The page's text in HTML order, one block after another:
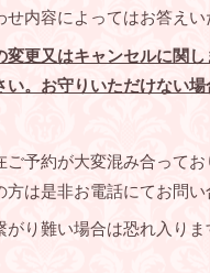
せ内容によってはお答え
更又はキャンセルに関
い。お守りいただけない
ご予約が大変混み合って
方は是非お電話にてお問い
がり難い場合は恐れ入り